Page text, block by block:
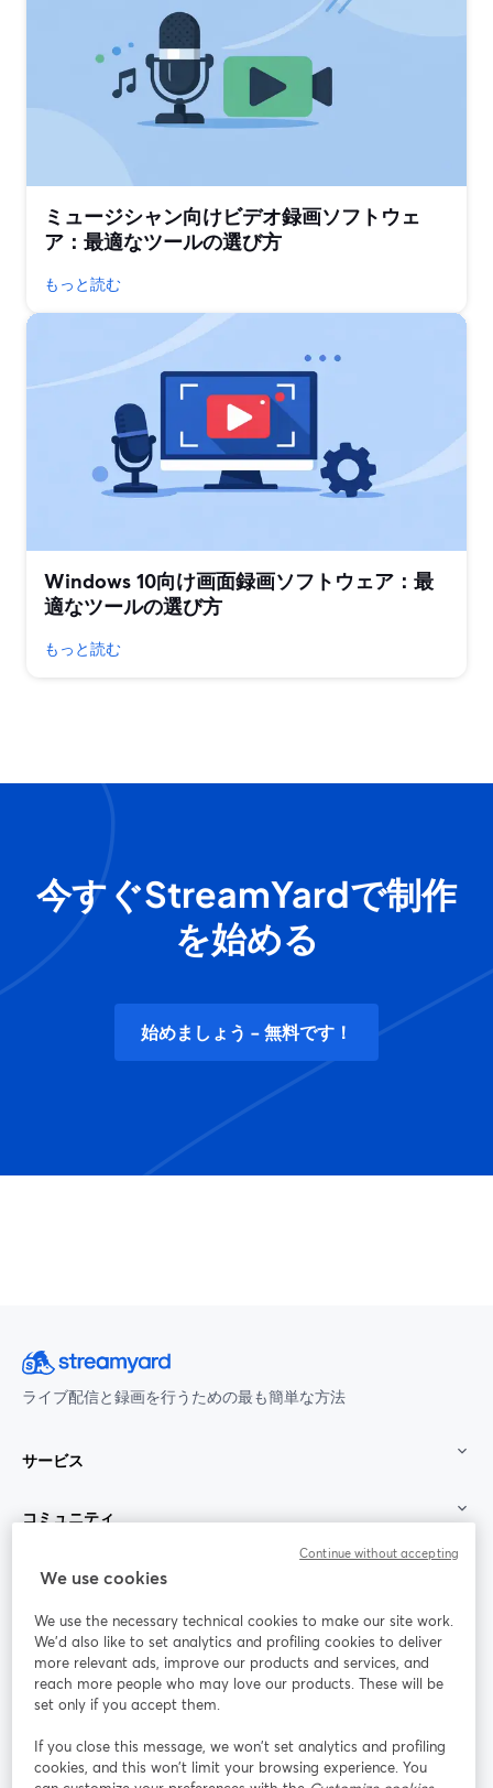
ミュージシャン向けビデオ録画ソフトウェ
ア：最適なツールの選び方
もっと読む
Windows 10向け画面録画ソフトウェア：最
適なツールの選び方
もっと読む
今すぐStreamYardで制作
を始める
始めましょう - 無料です！
ライブ配信と録画を行うための最も簡単な方法
サービス
コミュニティ
StreamYard：
参加する
ライ
ンセ
ミナ
ー
Facebook
新しいタブで開く(Twitter)
YouTube
We use cookies
We use the necessary technical cookies to make our site work.
We'd also like to set analytics and profiling cookies to deliver
more relevant ads, improve our products and services, and
reach more people who may love our products. These will be
set only if you accept them.
If you close this message, we won’t set analytics and profiling
cookies, and this won’t limit your browsing experience. You
Continue without accepting